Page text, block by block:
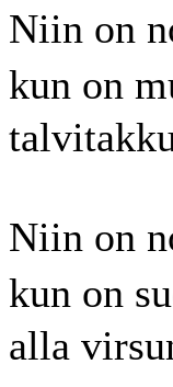
Niin on
kun on
Niin on
kun on
alla